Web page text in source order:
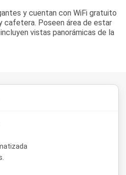
y cuentan con WiFi gratuito
cafetera. Poseen área de estar
vistas panorámicas de la